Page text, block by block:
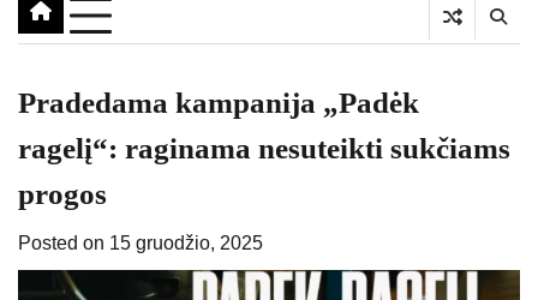
Pradedama kampanija „Padėk
ragelį“: raginama nesuteikti sukčiams
progos
Posted on 15 gruodžio, 2025